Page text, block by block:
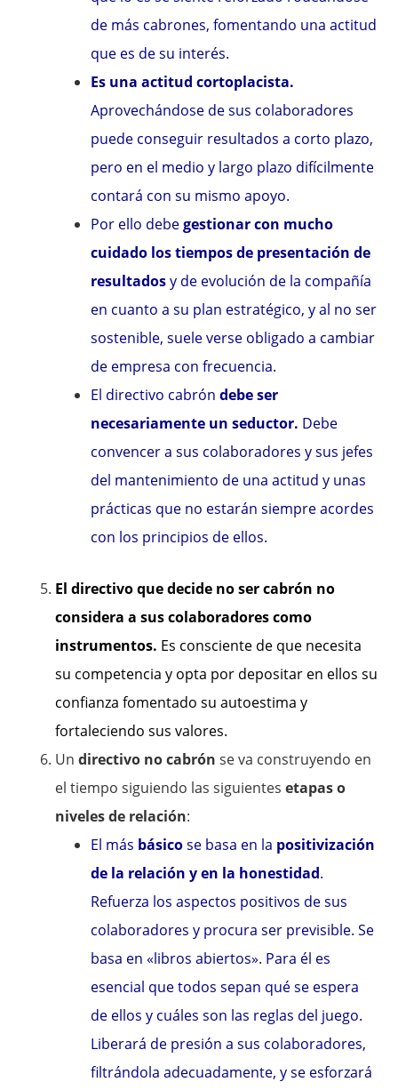
de más cabrones, fomentando una actitud
que es de su interés.
Es una actitud cortoplacista.
Aprovechándose de sus colaboradores
puede conseguir resultados a corto plazo,
pero en el medio y largo plazo difícilmente
contará con su mismo apoyo.
Por ello debegestionar con mucho
cuidado los tiempos de presentación de
resultadosy de evolución de la compañía
en cuanto a su plan estratégico, y al no ser
sostenible, suele verse obligado a cambiar
de empresa con frecuencia.
El directivo cabróndebe ser
necesariamente un seductor. Debe
convencer a sus colaboradores y sus jefes
del mantenimiento de una actitud y unas
prácticas que no estarán siempre acordes
con los principios de ellos.
El directivo que decide no ser cabrón no
considera a sus colaboradores como
instrumentos. Es consciente de que necesita
su competencia y opta por depositar en ellos su
confianza fomentado su autoestima y
fortaleciendo sus valores.
Undirectivo no cabrón se va construyendo en
el tiempo siguiendo las siguientesetapas o
niveles de relación:
El más básicose basa en la positivización
de la relación y en la honestidad.
Refuerza los aspectos positivos de sus
colaboradores y procura ser previsible. Se
basa en «libros abiertos». Para él es
esencial que todos sepan qué se espera
de ellos y cuáles son las reglas del juego.
Liberará de presión a sus colaboradores,
filtrándola adecuadamente, y se esforzará